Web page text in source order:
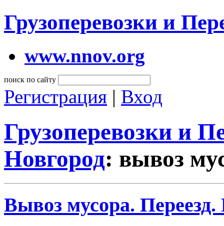
Грузоперевозки и
www.nnov.org
поиск по сайту
Регистрация | Вход
Грузоперевозки и
Новгород: вывоз
Вывоз мусора.